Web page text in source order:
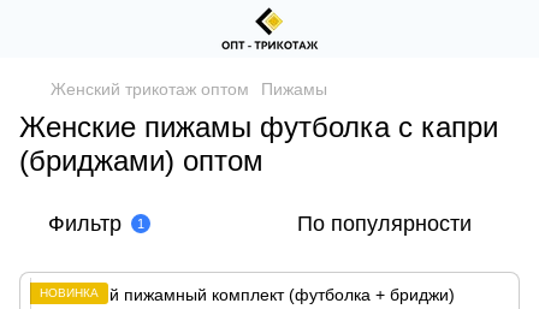
Женский трикотаж оптом Пижамы
Женские пижамы футболка с капри
(бриджами) оптом
Фильтр 1 По популярности
НОВИНКА